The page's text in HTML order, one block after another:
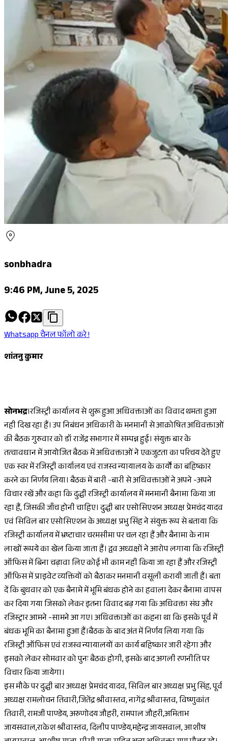
sonbhadra
9:46 PM, June 5, 2025
Whatsapp चैनल फॉलो करे !
शांतनु कुमार
सोनभद्र।रजिस्ट्री कार्यालय से शुरू हुआ अधिवक्ताओं का विवाद थमता हुआ
नही दिख रहा हैं। उप निबंधन अधिकारी के मनमानी से आक्रोषित अधिवक्ताओं
की बैठक गुरुवार को डॉ राजेंद्र सभागार में सम्पन्न हुई। संयुक्त बार के
तत्वावधान में आयोजित बैठक में अधिवक्ताओं ने एकजुटता का परिचय देते हुए
एक स्वर में रजिस्ट्री कार्यालय एवं राजस्व न्यायालय के कार्यों का बहिष्कार
करने का निर्णय लिया। बैठक में बारी -बारी से अधिवक्ताओं ने अपने -अपने
विचार रखें और कहा कि दुद्धी रजिस्ट्री कार्यालय में मनमानी बैनामा किया जा
रहा हैं, जिसकी जाँच होनी चाहिए। दुद्धी बार एसोसिएशन अध्यक्ष प्रेमचंद यादव
एवं सिविल बार एसोसिएशन के अध्यक्ष प्रभु सिंह ने संयुक्त रूप से बताया कि
रजिस्ट्री कार्यालय में भ्रष्टाचार चरमसीमा पर चल रहा हैं और बैनामा के नाम
लाखों रूपये का खेल किया जाता हैं। द्वव अध्यक्षों ने आरोप लगाया कि रजिस्ट्री
ऑफिस में बिना चढ़ावा लिए कोई भी काम नही किया जा रहा हैं और रजिस्ट्री
ऑफिस में प्राइवेट व्यक्तियों को बैठाकर मनमानी वसूली करायी जाती हैं। बता
दें कि बुधवार को एक बैनामे में भूमि बंधक होने का हवाला देकर बैनामा वापस
कर दिया गया जिसको लेकर इतना विवाद बढ़ गया कि अधिवक्ता संघ और
रजिस्ट्रार आमने -सामने आ गए। अधिवक्ताओं का कहना था कि इसके पूर्व में
बंधक भूमि का बैनामा हुआ हैं।बैठक के बाद अंत में निर्णय लिया गया कि
रजिस्ट्री ऑफिस एवं राजस्व न्यायालयों का कार्य बहिष्कार जारी रहेगा और
इसको लेकर सोमवार को पुनः बैठक होगी, इसके बाद अगली रणनीति पर
विचार किया जायेगा।
इस मौके पर दुद्धी बार अध्यक्ष प्रेमचंद यादव, सिविल बार अध्यक्ष प्रभु सिंह, पूर्व
अध्यक्ष रामलोचन तिवारी,जितेंद्र श्रीवास्तव, नागेंद्र श्रीवास्तव, विष्णुकांत
तिवारी, रामजी पाण्डेय, अरुणोदय जौहरी, रामपाल जौहरी,अमिताभ
जायसवाल,राकेश श्रीवास्तव, दिलीप पाण्डेय,महेन्द्र जायसवाल, आशीष